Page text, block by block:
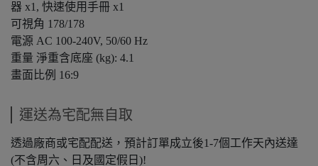
器 x1, 快速使用手冊 x1
可視角 178/178
電源 AC 100-240V, 50/60 Hz
重量 淨重含底座 (kg): 4.1
畫面比例 16:9
運送為宅配無自取
透過廠商或宅配配送，預計訂單成立後1-7個工作天內送達
(不含周六、日及國定假日)!